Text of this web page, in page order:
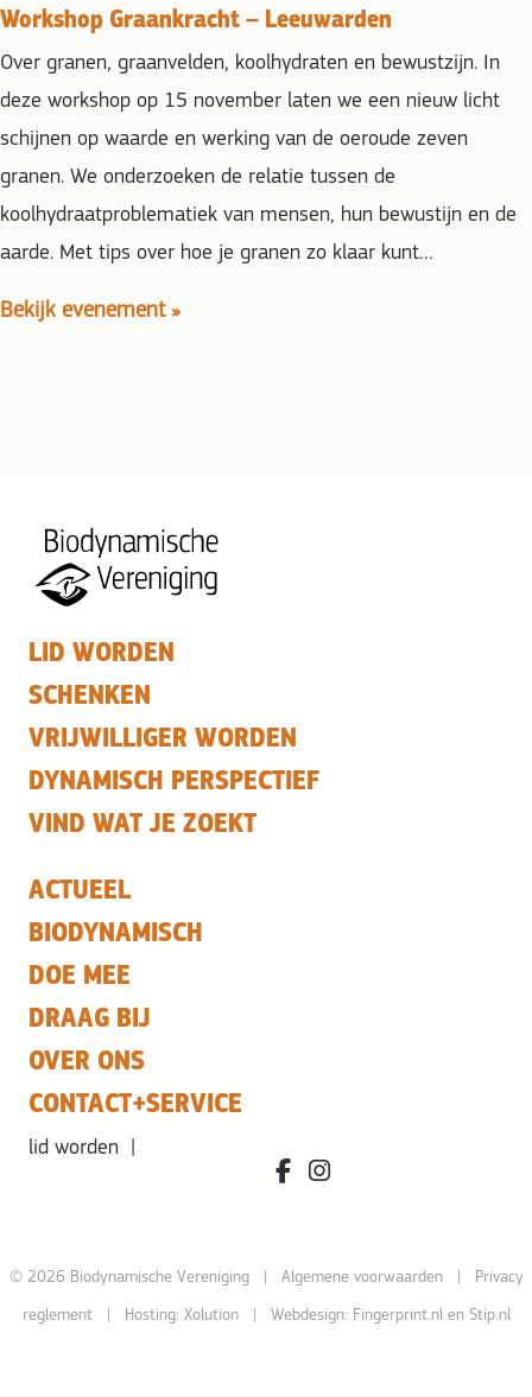
Workshop Graankracht – Leeuwarden
Over granen, graanvelden, koolhydraten en bewustzijn. In
deze workshop op 15 november laten we een nieuw licht
schijnen op waarde en werking van de oeroude zeven
granen. We onderzoeken de relatie tussen de
koolhydraatproblematiek van mensen, hun bewustijn en de
aarde. Met tips over hoe je granen zo klaar kunt…
Bekijk evenement »
LID WORDEN
SCHENKEN
VRIJWILLIGER WORDEN
DYNAMISCH PERSPECTIEF
VIND WAT JE ZOEKT
ACTUEEL
BIODYNAMISCH
DOE MEE
DRAAG BIJ
OVER ONS
CONTACT+SERVICE
lid worden
facebook.com/bdvereniging/
instagram.com/
© 2026 Biodynamische Vereniging | Algemene voorwaarden| Privacy
reglement| Hosting: Xolution| Webdesign: Fingerprint.nlen Stip.nl